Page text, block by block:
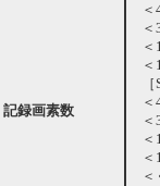
記録画素数
＜
＜
＜
＜
［
＜
＜
＜
＜
＜